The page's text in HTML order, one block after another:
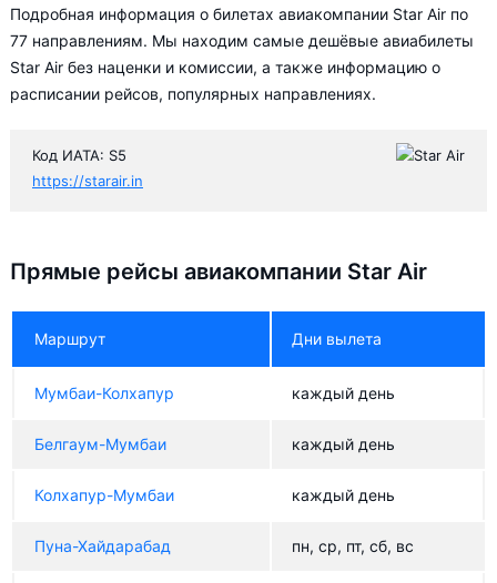
Подробная информация о билетах авиакомпании Star Air по
77 направлениям. Мы находим самые дешёвые авиабилеты
Star Air без наценки и комиссии, а также информацию о
расписании рейсов, популярных направлениях.
Код ИАТА: S5
https://starair.in
Прямые рейсы авиакомпании Star Air
Маршрут Дни вылета
Мумбаи-Колхапур каждый день
Белгаум-Мумбаи каждый день
Колхапур-Мумбаи каждый день
Пуна-Хайдарабад пн, ср, пт, сб, вс